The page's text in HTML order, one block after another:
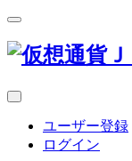
ユーザー登録
ログイン